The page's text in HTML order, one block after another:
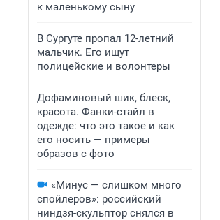
к маленькому сыну
В Сургуте пропал 12-летний
мальчик. Его ищут
полицейские и волонтеры
Дофаминовый шик, блеск,
красота. Фанки-стайл в
одежде: что это такое и как
его носить — примеры
образов с фото
«Минус — слишком много
спойлеров»: российский
ниндзя-скульптор снялся в